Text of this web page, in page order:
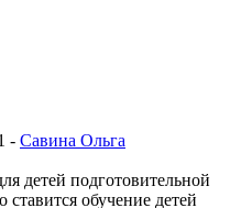
- Савина Ольга
детей подготовительной
обучение детей